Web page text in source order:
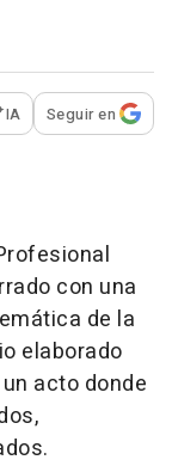
para
IA Seguir en
con una
de la
elaborado
acto donde